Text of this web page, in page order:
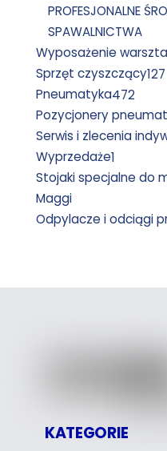
PROFESJONALNE
SPAWALNICTWA
Wyposażenie
Sprzęt czyszczący127
Pneumatyka472
Pozycjonery
Serwis i zlecenia
Wyprzedaże1
Stojaki specjalne do
Maggi
Odpylacze i odciągi
KATEGORIE